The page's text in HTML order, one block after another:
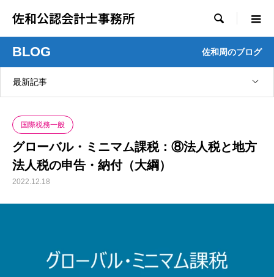
佐和公認会計士事務所 
BLOG 佐和周のブログ
最新記事
国際税務一般
グローバル・ミニマム課税：⑧法人税と地方
法人税の申告・納付（大綱）
2022.12.18